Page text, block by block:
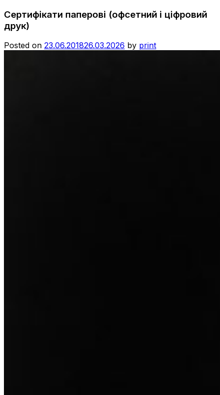
Сертифікати паперові (офсетний і ціфровий
друк)
Posted on 23.06.201826.03.2026 by print